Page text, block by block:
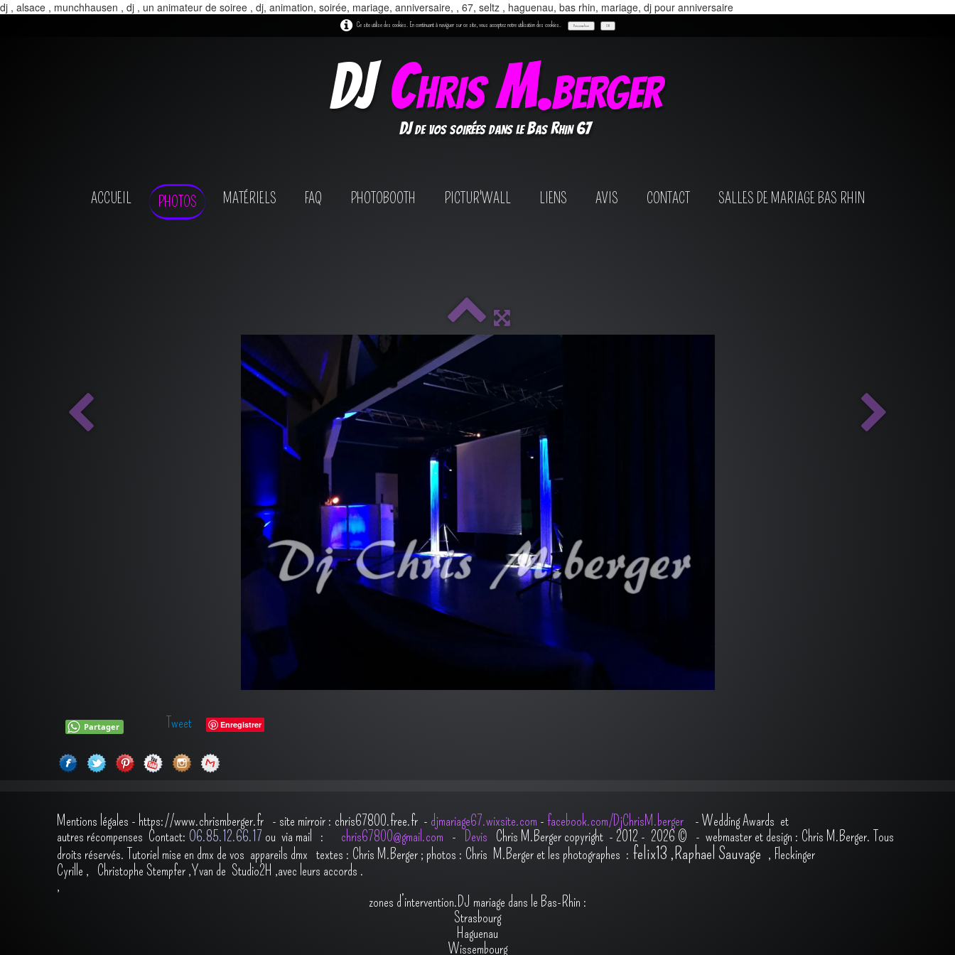
dj , alsace , munchhausen , dj , un animateur de soiree , dj, animation, soirée, mariage, anniversaire, , 67, seltz , haguenau, bas rhin, mariage, dj pour anniversaire
Ce site utilise des cookies. En continuant à naviguer sur ce site, vous acceptez notre utilisation des cookies. Personnaliser OK
DJChris M.berger
DJ de vos soirées dans le Bas Rhin 67
ACCUEIL PHOTOS MATÉRIELS FAQ PHOTOBOOTH PICTUR'WALL LIENS AVIS CONTACT SALLES DE MARIAGE BAS RHIN
Partager Tweet Enregistrer
Mentions légales - https://www.chrismberger.fr - site mirroir : chris67800.free.fr - djmariage67.wixsite.com - facebook.com/DjChrisM.berger - Wedding Awards et
autres récompenses Contact: O6.85.12.66.17 ou via mail : chris67800@gmail.com - Devis Chris M.Berger copyright - 2012 - 2026 © - webmaster et design : Chris M.Berger. Tous
droits réservés. Tutoriel mise en dmx de vos appareils dmx textes : Chris M.Berger ; photos : Chris M.Berger et les photographes : felix13 ,Raphael Sauvage , Fleckinger
Cyrille , Christophe Stempfer ,Yvan de Studio2H ,avec leurs accords .
,
zones d’intervention.DJ mariage dans le Bas-Rhin :
Strasbourg
Haguenau
Wissembourg